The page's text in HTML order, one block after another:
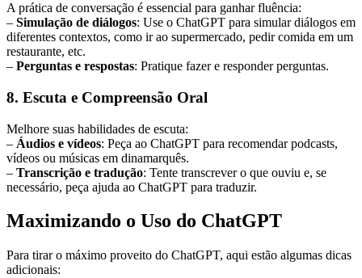
A prática de conversação é essencial para ganhar fluência:
– Simulação de diálogos: Use o ChatGPT para simular diálogos em
diferentes contextos, como ir ao supermercado, pedir comida em um
restaurante, etc.
– Perguntas e respostas: Pratique fazer e responder perguntas.
8. Escuta e Compreensão Oral
Melhore suas habilidades de escuta:
– Áudios e vídeos: Peça ao ChatGPT para recomendar podcasts,
vídeos ou músicas em dinamarquês.
– Transcrição e tradução: Tente transcrever o que ouviu e, se
necessário, peça ajuda ao ChatGPT para traduzir.
Maximizando o Uso do ChatGPT
Para tirar o máximo proveito do ChatGPT, aqui estão algumas dicas
adicionais: